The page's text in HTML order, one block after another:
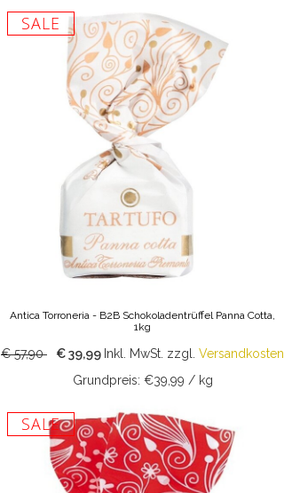
SALE
Antica Torroneria - B2B Schokoladentrüffel Panna Cotta,
1kg
€ 57,90 € 39,99 Inkl. MwSt. zzgl. Versandkosten
Grundpreis: €39,99 / kg
SALE